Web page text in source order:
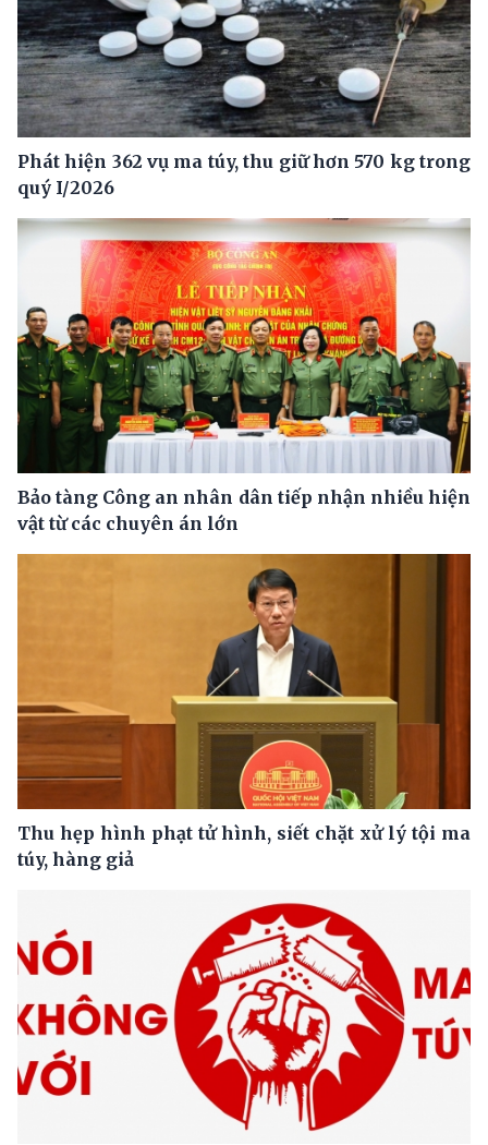
Phát hiện 362 vụ ma túy, thu giữ hơn 570 kg trong
quý I/2026
Bảo tàng Công an nhân dân tiếp nhận nhiều hiện
vật từ các chuyên án lớn
Thu hẹp hình phạt tử hình, siết chặt xử lý tội ma
túy, hàng giả